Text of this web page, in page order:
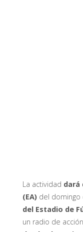
La actividad dará
(EA)del domingo
del Estadio de
un radio de